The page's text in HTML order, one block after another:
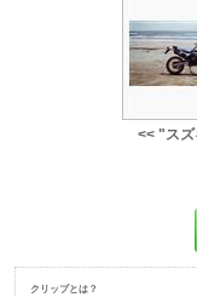
<< "スズ
クリップとは？